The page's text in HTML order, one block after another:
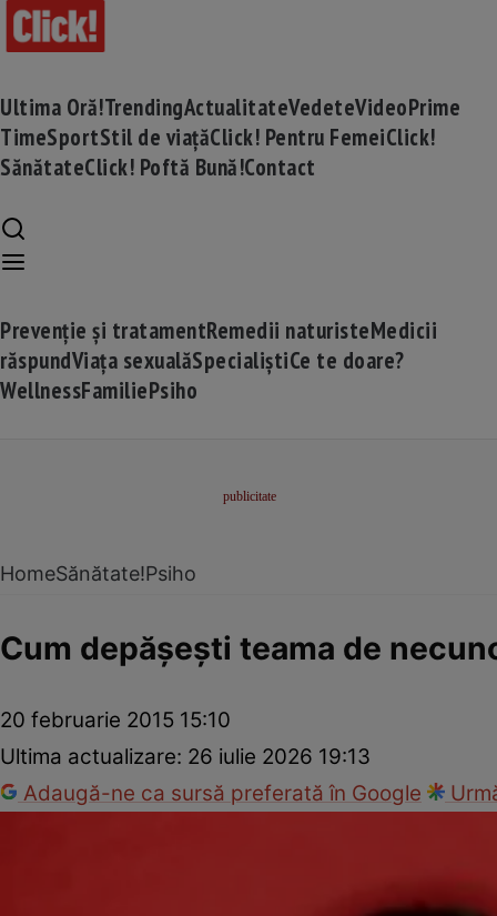
Ultima Oră!TrendingActualitateVedeteVideoPrime
TimeSportStil de viațăClick! Pentru FemeiClick!
SănătateClick! Poftă Bună!Contact
Prevenție și tratamentRemedii naturisteMedicii
răspundViața sexualăSpecialiștiCe te doare?
WellnessFamiliePsiho
HomeSănătate!Psiho
Cum depăşeşti teama de
20 februarie 2015 15:10
Ultima actualizare: 26 iulie 2026 19:13
Adaugă-ne ca sursă preferată în Google